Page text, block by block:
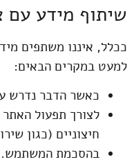
שיתוף מידע עם
ככלל, איננו משתפים
למעט במקרים הבאים:
כאשר הדבר נדרש
לצורך תפעול
חיצוניים (כגון
בהסכמת המשתמש.